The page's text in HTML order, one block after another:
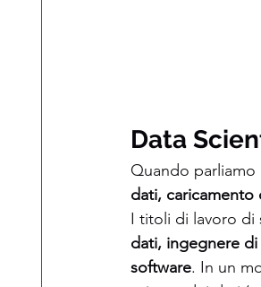
Data
Quando
dati, caricamento
I titoli di lavoro di
dati, ingegnere
software. In un